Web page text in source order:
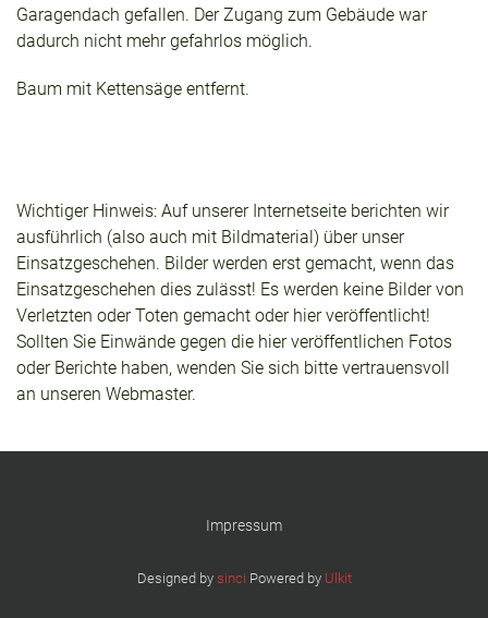
Garagendach gefallen. Der Zugang zum Gebäude war
dadurch nicht mehr gefahrlos möglich.
Baum mit Kettensäge entfernt.
Wichtiger Hinweis: Auf unserer Internetseite berichten wir
ausführlich (also auch mit Bildmaterial) über unser
Einsatzgeschehen. Bilder werden erst gemacht, wenn das
Einsatzgeschehen dies zulässt! Es werden keine Bilder von
Verletzten oder Toten gemacht oder hier veröffentlicht!
Sollten Sie Einwände gegen die hier veröffentlichen Fotos
oder Berichte haben, wenden Sie sich bitte vertrauensvoll
an unseren Webmaster.
Impressum
Designed by sinci Powered by Ulkit